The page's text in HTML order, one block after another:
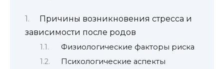
Причины возникновения стресса и
зависимости после родов
Физиологические факторы риска
Психологические аспекты